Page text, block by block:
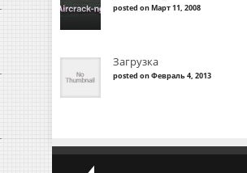
posted on Март 11, 2008
Загрузка
posted on Февраль 4, 2013